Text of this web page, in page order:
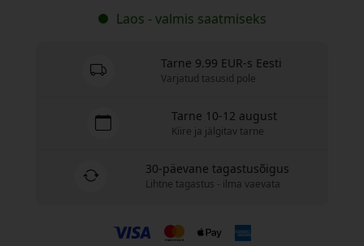
Laos - valmis saatmiseks
Tarne 9.99 EUR-s Eesti
Varjatud tasusid pole
Tarne 10-12 august
Kiire ja jälgitav tarne
30-päevane tagastusõigus
Lihtne tagastus - ilma vaevata